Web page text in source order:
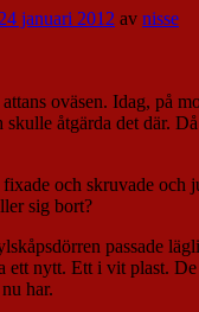
januari 2012 av nisse
oväsen. Idag, på
skulle åtgärda det där.
och skruvade och
sig bort?
passade
ett nytt. Ett i vit plast.
har.